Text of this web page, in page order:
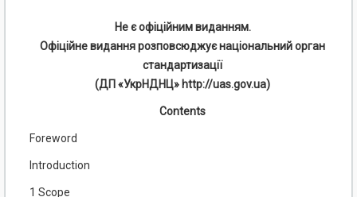
Не є офіційним виданням.
Офіційне видання розповсюджує національний орган
стандартизації
(ДП «УкрНДНЦ» http://uas.gov.ua)
Contents
Foreword
Introduction
1 Scope